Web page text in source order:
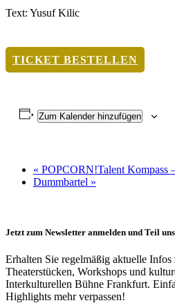
Text: Yusuf Kilic
TICKET BESTELLEN
Zum Kalender hinzufügen
« POPCORN!Talent Kompass
Dummbartel »
Jetzt zum Newsletter anmelden und Teil
Erhalten Sie regelmäßig aktuelle Infos
Theaterstücken, Workshops und
Interkulturellen Bühne Frankfurt.
Highlights mehr verpassen!